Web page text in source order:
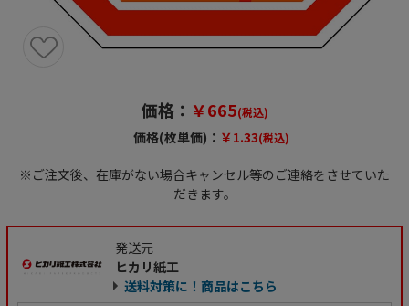
価格： ￥665(税込)
価格(枚単価)： ￥1.33(税込)
※ご注文後、在庫がない場合キャンセル等のご連絡をさせていた
だきます。
発送元
ヒカリ紙工
送料対策に！商品はこちら